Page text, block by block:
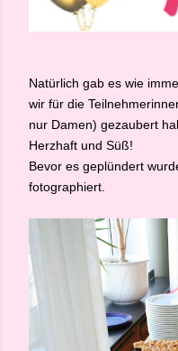
Natürlich gab es wie
wir für die
nur Damen) gezaubert
Herzhaft und Süß!
Bevor es geplündert
fotographiert.